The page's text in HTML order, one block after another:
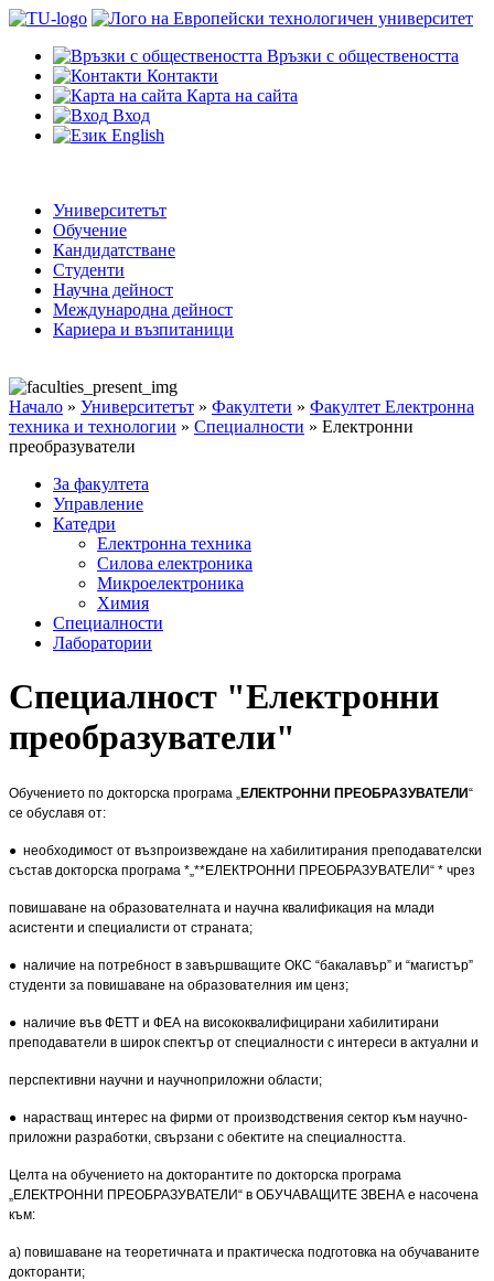
Връзки с обществеността
Контакти
Карта на сайта
Вход
English
Университетът
Обучение
Кандидатстване
Студенти
Научна дейност
Международна дейност
Кариера и възпитаници
Начало » Университетът » Факултети » Факултет Електронна
техника и технологии » Специалности » Електронни
преобразуватели
За факултета
Управление
Катедри
Електронна техника
Силова електроника
Микроелектроника
Химия
Специалности
Лаборатории
Специалност "Електронни
преобразуватели"
Обучението по докторска програма „ЕЛЕКТРОННИ ПРЕОБРАЗУВАТЕЛИ“
се обуславя от:
● необходимост от възпроизвеждане на хабилитирания преподавателски
състав докторска програма *„**ЕЛЕКТРОННИ ПРЕОБРАЗУВАТЕЛИ“ * чрез
повишаване на образователната и научна квалификация на млади
асистенти и специалисти от страната;
● наличие на потребност в завършващите ОКС “бакалавър” и “магистър”
студенти за повишаване на образователния им ценз;
● наличие във ФЕТТ и ФЕА на висококвалифицирани хабилитирани
преподаватели в широк спектър от специалности с интереси в актуални и
перспективни научни и научноприложни области;
● нарастващ интерес на фирми от производствения сектор към научно-
приложни разработки, свър­зани с обектите на специалността.
Целта на обучението на докторантите по докторска програма
„ЕЛЕКТРОННИ ПРЕОБРАЗУВАТЕЛИ“ в ОБУЧАВАЩИТЕ ЗВЕНА е насочена
към:
а) повишаване на теоретичната и практическа подготовка на обучаваните
докторанти;